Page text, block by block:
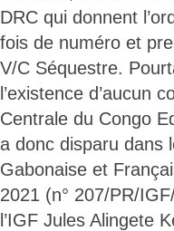
DRC qui donnent
fois de numéro et
V/C Séquestre.
l’existence d’aucun
Centrale du Congo
a donc disparu dans
Gabonaise et
2021 (n° 207/PR/
l’IGF Jules Alingete